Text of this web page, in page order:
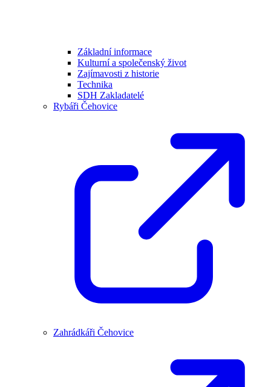
Základní informace
Kulturní a společenský život
Zajímavosti z historie
Technika
SDH Zakladatelé
Rybáři Čehovice
Zahrádkáři Čehovice